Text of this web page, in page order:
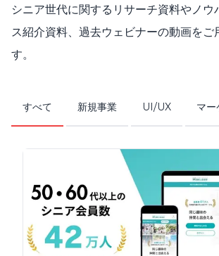
シニア世代に関するリサーチ資料やノウ
ス紹介資料、過去ウェビナーの動画をご
す。
すべて 新規事業 UI/UX マ